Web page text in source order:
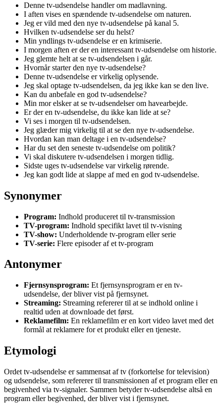
Denne tv-udsendelse handler om madlavning.
I aften vises en spændende tv-udsendelse om naturen.
Jeg er vild med den nye tv-udsendelse på kanal 5.
Hvilken tv-udsendelse ser du helst?
Min yndlings tv-udsendelse er en krimiserie.
I morgen aften er der en interessant tv-udsendelse om historie.
Jeg glemte helt at se tv-udsendelsen i går.
Hvornår starter den nye tv-udsendelse?
Denne tv-udsendelse er virkelig oplysende.
Jeg skal optage tv-udsendelsen, da jeg ikke kan se den live.
Kan du anbefale en god tv-udsendelse?
Min mor elsker at se tv-udsendelser om havearbejde.
Er der en tv-udsendelse, du ikke kan lide at se?
Vi ses i morgen til tv-udsendelsen.
Jeg glæder mig virkelig til at se den nye tv-udsendelse.
Hvordan kan man deltage i en tv-udsendelse?
Har du set den seneste tv-udsendelse om politik?
Vi skal diskutere tv-udsendelsen i morgen tidlig.
Sidste uges tv-udsendelse var virkelig rørende.
Jeg kan godt lide at slappe af med en god tv-udsendelse.
Synonymer
Program: Indhold produceret til tv-transmission
TV-program: Indhold specifikt lavet til tv-visning
TV-show: Underholdende tv-program eller serie
TV-serie: Flere episoder af et tv-program
Antonymer
Fjernsynsprogram: Et fjernsynsprogram er en tv-
udsendelse, der bliver vist på fjernsynet.
Streaming: Streaming refererer til at se indhold online i
realtid uden at downloade det først.
Reklamefilm: En reklamefilm er en kort video lavet med det
formål at reklamere for et produkt eller en tjeneste.
Etymologi
Ordet tv-udsendelse er sammensat af tv (forkortelse for television)
og udsendelse, som refererer til transmissionen af et program eller en
begivenhed via tv-signaler. Sammen betyder tv-udsendelse altså en
program eller begivenhed, der bliver vist i fjernsynet.